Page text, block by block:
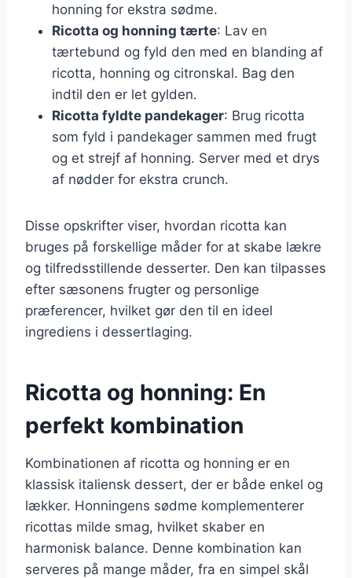
honning for ekstra sødme.
Ricotta og honning tærte: Lav en
tærtebund og fyld den med en blanding af
ricotta, honning og citronskal. Bag den
indtil den er let gylden.
Ricotta fyldte pandekager: Brug ricotta
som fyld i pandekager sammen med frugt
og et strejf af honning. Server med et drys
af nødder for ekstra crunch.
Disse opskrifter viser, hvordan ricotta kan
bruges på forskellige måder for at skabe lækre
og tilfredsstillende desserter. Den kan tilpasses
efter sæsonens frugter og personlige
præferencer, hvilket gør den til en ideel
ingrediens i dessertlaging.
Ricotta og honning: En
perfekt kombination
Kombinationen af ricotta og honning er en
klassisk italiensk dessert, der er både enkel og
lækker. Honningens sødme komplementerer
ricottas milde smag, hvilket skaber en
harmonisk balance. Denne kombination kan
serveres på mange måder, fra en simpel skål